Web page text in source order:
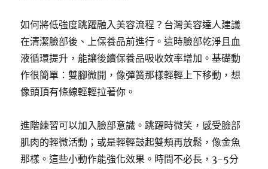
如何將低強度跳躍融入美容流程？台灣美容達人建議
在清潔臉部後、上保養品前進行。這時臉部乾淨且血
液循環提升，能讓後續保養品吸收效率增加。基礎動
作很簡單：雙腳微開，像彈簧那樣輕輕上下移動，想
像頭頂有條線輕輕拉著你。
進階練習可以加入臉部意識。跳躍時微笑，感受臉部
肌肉的輕微活動；或是輕輕鼓起雙頰再放鬆，像金魚
那樣。這些小動作能強化效果。時間不必長，3-5分